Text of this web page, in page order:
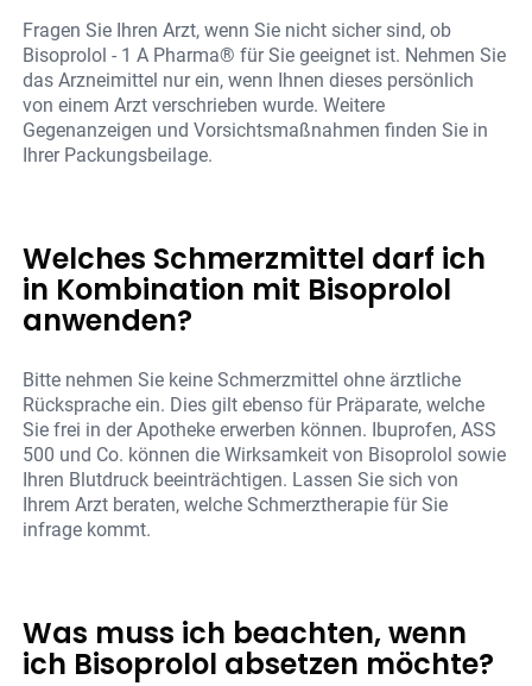
Fragen Sie Ihren Arzt, wenn Sie nicht sicher sind, ob
Bisoprolol - 1 A Pharma® für Sie geeignet ist. Nehmen Sie
das Arzneimittel nur ein, wenn Ihnen dieses persönlich
von einem Arzt verschrieben wurde. Weitere
Gegenanzeigen und Vorsichtsmaßnahmen finden Sie in
Ihrer Packungsbeilage.
Welches Schmerzmittel darf ich
in Kombination mit Bisoprolol
anwenden?
Bitte nehmen Sie keine Schmerzmittel ohne ärztliche
Rücksprache ein. Dies gilt ebenso für Präparate, welche
Sie frei in der Apotheke erwerben können. Ibuprofen, ASS
500 und Co. können die Wirksamkeit von Bisoprolol sowie
Ihren Blutdruck beeinträchtigen. Lassen Sie sich von
Ihrem Arzt beraten, welche Schmerztherapie für Sie
infrage kommt.
Was muss ich beachten, wenn
ich Bisoprolol absetzen möchte?